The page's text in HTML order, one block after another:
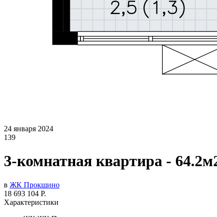
24 января 2024
139
3-комнатная квартира -
в ЖК Прокшино
18 693 104 Р.
Характеристики